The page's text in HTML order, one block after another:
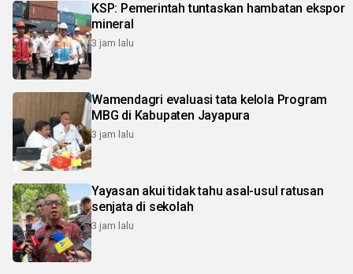
KSP: Pemerintah tuntaskan hambatan ekspor
mineral
3 jam lalu
Wamendagri evaluasi tata kelola Program
MBG di Kabupaten Jayapura
3 jam lalu
Yayasan akui tidak tahu asal-usul ratusan
senjata di sekolah
3 jam lalu